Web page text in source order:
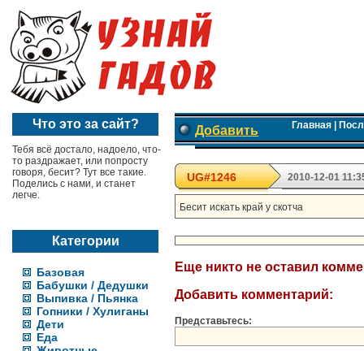
Что это за сайт?
Тебя всё достало, надоело, что-
то раздражает, или попросту
говоря, бесит? Тут все такие.
Поделись с нами, и станет
легче.
Категории
Базовая
Бабушки / Дедушки
Выпивка / Пьянка
Гопники / Хулиганы
Дети
Еда
Добавить Главная|
UG#1246 2010-12-01
Бесит искать край у скотча
Еще никто не оставил
Добавить комментарий:
Представьтесь: